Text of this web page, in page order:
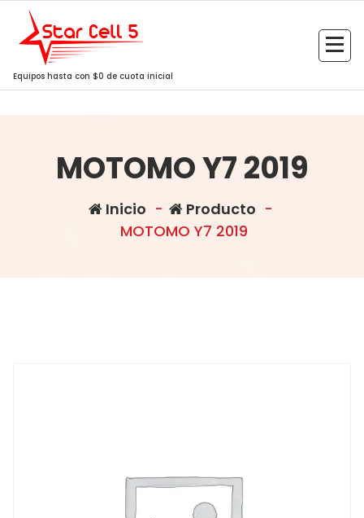
Saltar
contenido
Equipos hasta con $0 de cuota inicial
MOTOMO Y7 2019
Inicio - Producto -
MOTOMO Y7 2019